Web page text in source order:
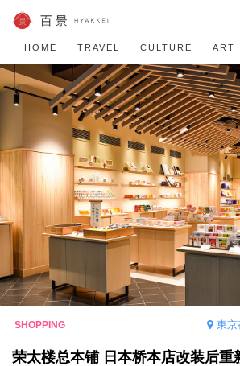
HOME TRAVEL CULTURE ART
東京
荣太楼总本铺 日本桥本店改装后重